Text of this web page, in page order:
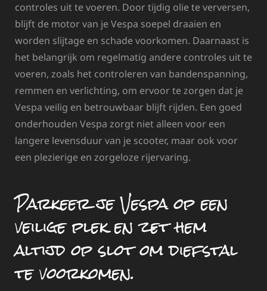
controles uit te voeren. Door tijdig olie te verversen,
blijft de motor van je Vespa soepel draaien en
worden slijtage en schade voorkomen. Daarnaast is
het belangrijk om regelmatig andere controles uit te
voeren, zoals het controleren van bandenspanning,
remmen en verlichting, om ervoor te zorgen dat je
Vespa veilig en betrouwbaar blijft rijden. Een goed
onderhouden Vespa zorgt niet alleen voor een
langere levensduur van je scooter, maar ook voor
een plezierige en zorgeloze rijervaring.
Parkeer je Vespa op een
veilige plek en zet hem
altijd op slot om diefstal
te voorkomen.